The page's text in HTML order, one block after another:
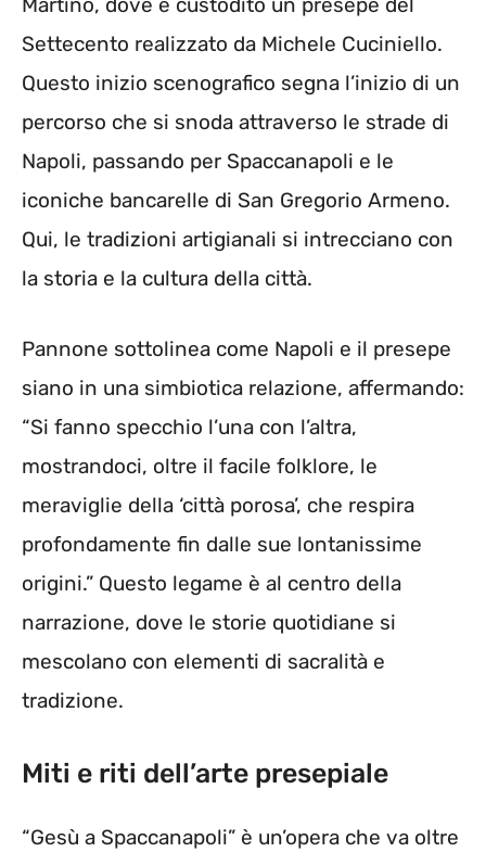
Martino, dove è custodito un presepe del
Settecento realizzato da Michele Cuciniello.
Questo inizio scenografico segna l’inizio di un
percorso che si snoda attraverso le strade di
Napoli, passando per Spaccanapoli e le
iconiche bancarelle di San Gregorio Armeno.
Qui, le tradizioni artigianali si intrecciano con
la storia e la cultura della città.
Pannone sottolinea come Napoli e il presepe
siano in una simbiotica relazione, affermando:
“Si fanno specchio l’una con l’altra,
mostrandoci, oltre il facile folklore, le
meraviglie della ‘città porosa’, che respira
profondamente fin dalle sue lontanissime
origini.” Questo legame è al centro della
narrazione, dove le storie quotidiane si
mescolano con elementi di sacralità e
tradizione.
Miti e riti dell’arte presepiale
“Gesù a Spaccanapoli” è un’opera che va oltre